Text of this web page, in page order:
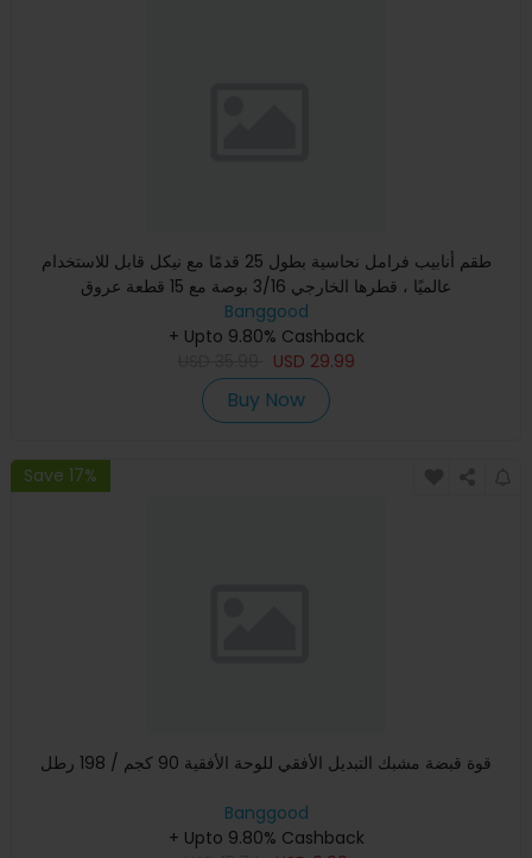
طقم أنابيب فرامل نحاسية بطول 25 قدمًا مع نيكل قابل للاستخدام
عالميًا ، قطرها الخارجي 3/16 بوصة مع 15 قطعة عروق
Banggood
+ Upto 9.80% Cashback
USD 29.99
Buy Now
Save 17%
قوة قبضة مشبك التبديل الأفقي للوحة الأفقية 90 كجم / 198 رطل
Banggood
+ Upto 9.80% Cashback